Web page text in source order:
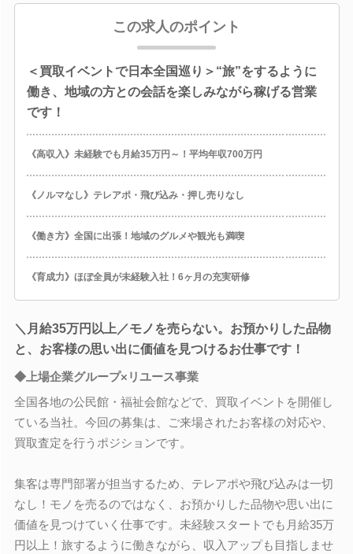
この求人のポイント
＜買取イベントで日本全国巡り＞“旅”をするように
働き、地域の方との会話を楽しみながら稼げる営業
です！
《高収入》未経験でも月給35万円～！平均年収700万円
《ノルマなし》テレアポ・飛び込み・押し売りなし
《働き方》全国に出張！地域のグルメや観光も満喫
《育成力》ほぼ全員が未経験入社！6ヶ月の充実研修
＼月給35万円以上／モノを売らない。お預かりした品物
と、お客様の思い出に価値を見つけるお仕事です！
◆上場企業グループ×リユース事業
全国各地の公民館・福祉会館などで、買取イベントを開催し
ている当社。今回の募集は、ご来場されたお客様の対応や、
買取査定を行うポジションです。
集客は専門部署が担当するため、テレアポや飛び込みは一切
なし！モノを売るのではなく、お預かりした品物や思い出に
価値を見つけていく仕事です。未経験スタートでも月給35万
円以上！旅するように働きながら、収入アップも目指しませ